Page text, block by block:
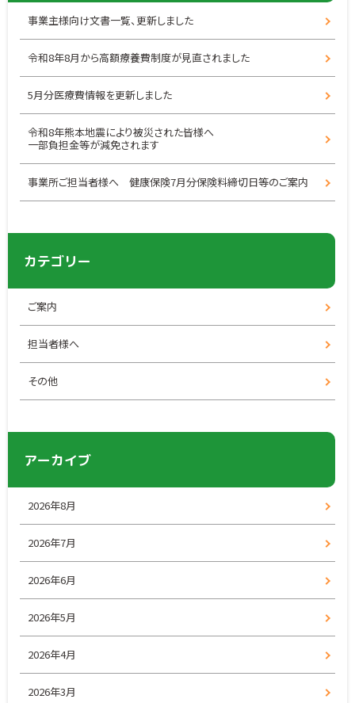
事業主様向け文書一覧、更新しました
令和8年8月から高額療養費制度が見直されました
5月分医療費情報を更新しました
令和8年熊本地震により被災された皆様へ
一部負担金等が減免されます
事業所ご担当者様へ 健康保険7月分保険料締切日等のご案内
カテゴリー
ご案内
担当者様へ
その他
アーカイブ
2026年8月
2026年7月
2026年6月
2026年5月
2026年4月
2026年3月